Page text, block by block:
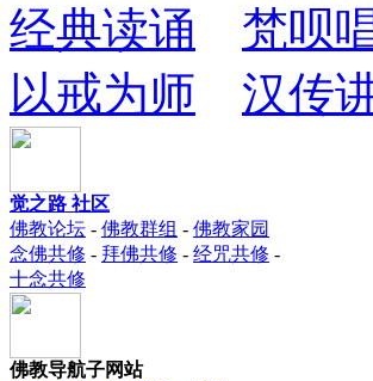
经典读诵
梵呗
以戒为师
汉传
觉之路 社区
佛教论坛 - 佛教群组 - 佛教家园
念佛共修 - 拜佛共修 - 经咒共修 -
十念共修
佛教导航子网站